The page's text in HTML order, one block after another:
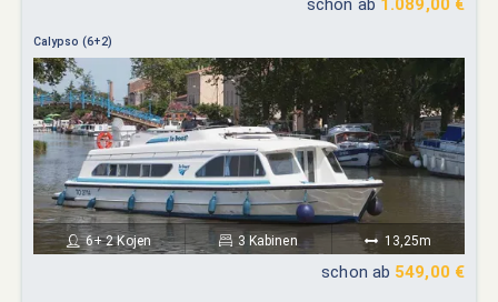
schon ab 1.089,00 €
Calypso (6+2)
6+ 2 Kojen 3 Kabinen 13,25m
schon ab 549,00 €